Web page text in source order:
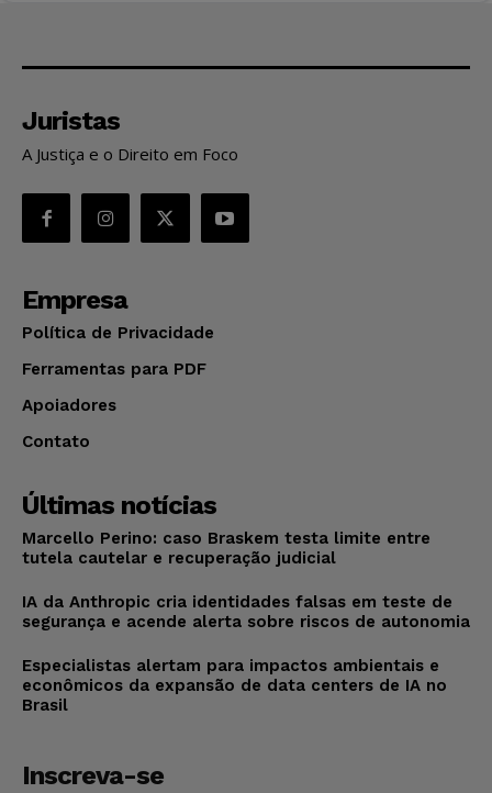
Juristas
A Justiça e o Direito em Foco
Empresa
Política de Privacidade
Ferramentas para PDF
Apoiadores
Contato
Últimas notícias
Marcello Perino: caso Braskem testa limite entre
tutela cautelar e recuperação judicial
IA da Anthropic cria identidades falsas em teste de
segurança e acende alerta sobre riscos de autonomia
Especialistas alertam para impactos ambientais e
econômicos da expansão de data centers de IA no
Brasil
Inscreva-se